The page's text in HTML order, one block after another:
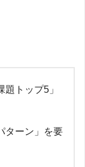
トップ5」
ターン」を要